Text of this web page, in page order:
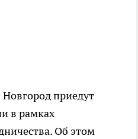
приедут
в рамках
Об этом